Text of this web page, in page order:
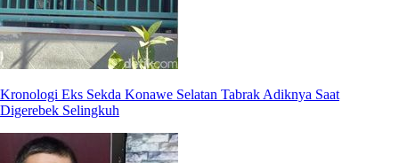
Kronologi Eks Sekda Konawe Selatan Tabrak Adiknya Saat
Digerebek Selingkuh